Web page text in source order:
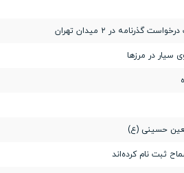
در ۲ میدان تهران
حسینی (ع)